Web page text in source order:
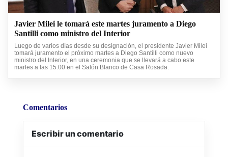
Javier Milei le tomará este martes juramento a Diego
Santilli como ministro del Interior
Luego de varios días desde su designación, el presidente Javier Milei
tomará juramento el próximo martes a Diego Santilli como nuevo
ministro del Interior, en una ceremonia que se llevará a cabo este
martes a las 15:00 en el Salón Blanco de Casa Rosada.
Comentarios
Escribir un comentario